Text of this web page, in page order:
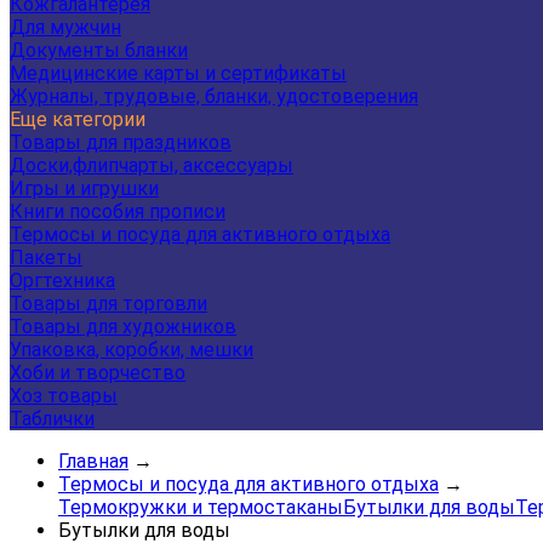
Для мужчин
Документы бланки
Медицинские карты и сертификаты
Журналы, трудовые, бланки, удостоверения
Еще категории
Товары для праздников
Доски,флипчарты, аксессуары
Игры и игрушки
Книги пособия прописи
Термосы и посуда для активного отдыха
Пакеты
Оргтехника
Товары для торговли
Товары для художников
Упаковка, коробки, мешки
Хоби и творчество
Хоз товары
Таблички
Главная →
Термосы и посуда для активного отдыха →
Термокружки и термостаканыБутылки для воды
Бутылки для воды